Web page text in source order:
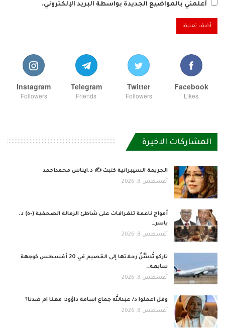
أعلمني بالمواضيع الجديدة بواسطة البريد الإلكتروني.
Facebook
Likes
Twitter
Followers
Telegram
Friends
Instagram
Followers
المشاركات الاخيرة
الجريمة السيبرانية كتبت ✍ د.ايناس محمداحمد
أغسطس 8, 2026
أمواج ناعمة تلغرافات على شاطئ الزمالة الصحفية (٥٠) د.
ياسر…
أغسطس 8, 2026
تاركو تُدشِّنُ رحلاتها إلى القصيم في 20 أغسطس كوجهة
سابعة…
أغسطس 8, 2026
وقل اعملوا د/ عبدالله جماع اسامة داؤود: معنا ام ضدنا؟
أغسطس 8, 2026